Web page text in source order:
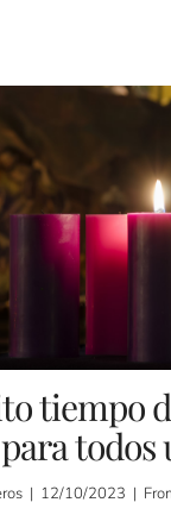
tiempo
todos
| 12/10/2023 |